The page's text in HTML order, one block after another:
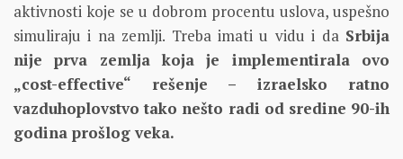
aktivnosti koje se u dobrom procentu uslova, uspešno
simuliraju i na zemlji. Treba imati u vidu i da Srbija
nije prva zemlja koja je implementirala ovo
„cost-effective“ rešenje – izraelsko ratno
vazduhoplovstvo tako nešto radi od sredine 90-ih
godina prošlog veka.